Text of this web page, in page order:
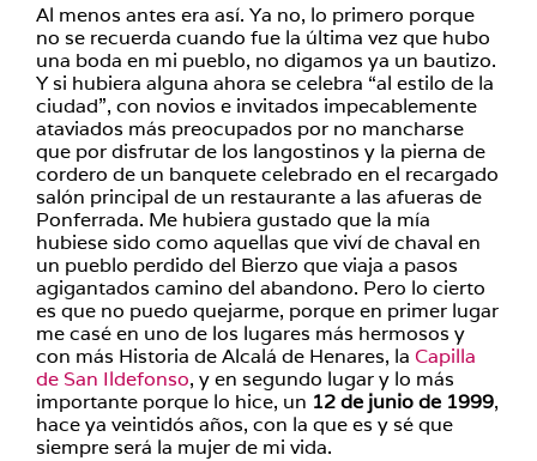
Al menos antes era así. Ya no, lo primero porque
no se recuerda cuando fue la última vez que hubo
una boda en mi pueblo, no digamos ya un bautizo.
Y si hubiera alguna ahora se celebra “al estilo de la
ciudad”, con novios e invitados impecablemente
ataviados más preocupados por no mancharse
que por disfrutar de los langostinos y la pierna de
cordero de un banquete celebrado en el recargado
salón principal de un restaurante a las afueras de
Ponferrada. Me hubiera gustado que la mía
hubiese sido como aquellas que viví de chaval en
un pueblo perdido del Bierzo que viaja a pasos
agigantados camino del abandono. Pero lo cierto
es que no puedo quejarme, porque en primer lugar
me casé en uno de los lugares más hermosos y
con más Historia de Alcalá de Henares, la Capilla
de San Ildefonso, y en segundo lugar y lo más
importante porque lo hice, un 12 de junio de 1999,
hace ya veintidós años, con la que es y sé que
siempre será la mujer de mi vida.